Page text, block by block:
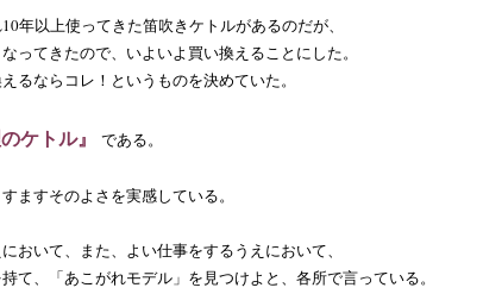
年以上使ってきた笛吹きケトルがあるのだが、
ってきたので、いよいよ買い換えることにした。
るならコレ！というものを決めていた。
ケトル』 である。
ますそのよさを実感している。
おいて、また、よい仕事をするうえにおいて、
て、「あこがれモデル」を見つけよと、各所で言っている。